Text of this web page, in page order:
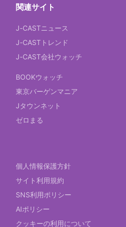
関連サイト
J-CASTニュース
J-CASTトレンド
J-CAST会社ウォッチ
BOOKウォッチ
東京バーゲンマニア
Jタウンネット
ゼロまる
個人情報保護方針
サイト利用規約
SNS利用ポリシー
AIポリシー
クッキーの利用について